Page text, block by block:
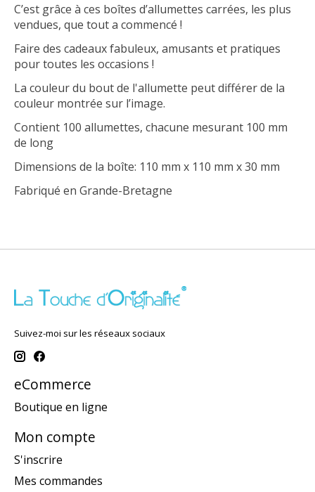
C’est grâce à ces boîtes d’allumettes carrées, les plus
vendues, que tout a commencé !
Faire des cadeaux fabuleux, amusants et pratiques
pour toutes les occasions !
La couleur du bout de l'allumette peut différer de la
couleur montrée sur l’image.
Contient 100 allumettes, chacune mesurant 100 mm
de long
Dimensions de la boîte: 110 mm x 110 mm x 30 mm
Fabriqué en Grande-Bretagne
Suivez-moi sur les réseaux sociaux
eCommerce
Boutique en ligne
Mon compte
S'inscrire
Mes commandes